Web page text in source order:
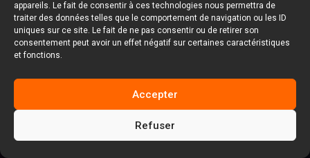
appareils. Le fait de consentir à ces technologies nous permettra de
traiter des données telles que le comportement de navigation ou les ID
uniques sur ce site. Le fait de ne pas consentir ou de retirer son
consentement peut avoir un effet négatif sur certaines caractéristiques
et fonctions.
Accepter
Refuser